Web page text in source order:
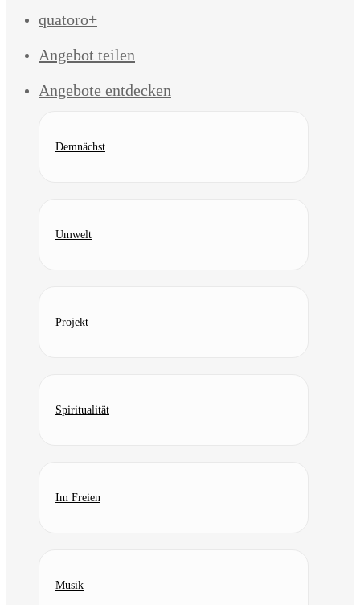
quatoro+
Angebot teilen
Angebote entdecken
Demnächst
Umwelt
Projekt
Spiritualität
Im Freien
Musik